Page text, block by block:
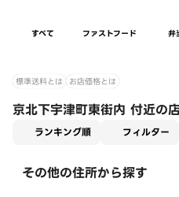
すべて ファストフード 弁
標準送料とは お店価格とは
京北下宇津町東街内 付近の
ランキング順 フィルター
その他の住所から探す